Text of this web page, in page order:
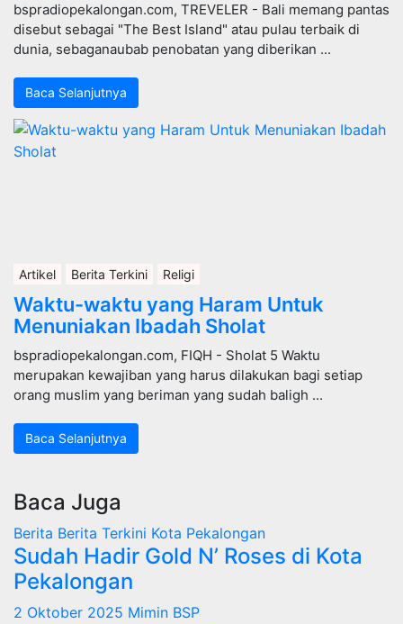
bspradiopekalongan.com, TREVELER - Bali memang pantas
disebut sebagai "The Best Island" atau pulau terbaik di
dunia, sebaganaubab penobatan yang diberikan ...
Baca Selanjutnya
Artikel Berita Terkini Religi
Waktu-waktu yang Haram Untuk
Menuniakan Ibadah Sholat
bspradiopekalongan.com, FIQH - Sholat 5 Waktu
merupakan kewajiban yang harus dilakukan bagi setiap
orang muslim yang beriman yang sudah baligh ...
Baca Selanjutnya
Baca Juga
Berita Berita Terkini Kota Pekalongan
Sudah Hadir Gold N’ Roses di Kota
Pekalongan
2 Oktober 2025 Mimin BSP